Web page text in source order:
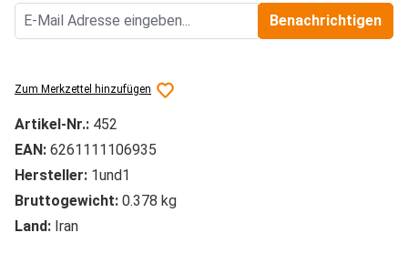
Benachrichtigen
Zum Merkzettel hinzufügen
Artikel-Nr.: 452
EAN: 6261111106935
Hersteller: 1und1
Bruttogewicht: 0.378 kg
Land: Iran